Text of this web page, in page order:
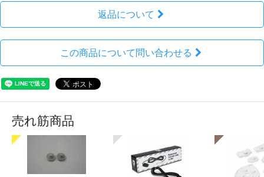
返品について
この商品について問い合わせる
売れ筋商品